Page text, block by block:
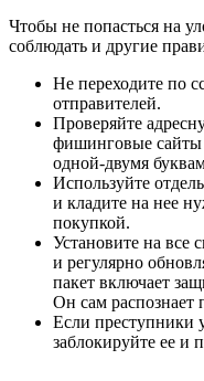
Чтобы не попасться на
соблюдать и другие
Не переходите по
отправителей.
Проверяйте
фишинговые сайты
одной-двумя
Используйте
и кладите на нее
покупкой.
Установите на все
и регулярно
пакет включает
Он сам распознает
Если преступники
заблокируйте ее и